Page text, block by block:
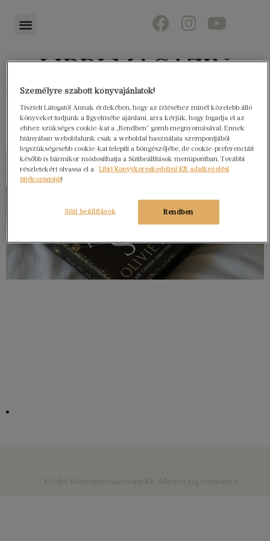
Könyvektől az olvasókig
Személyre szabott könyvajánlatok!
Tisztelt Látogató! Annak érdekében, hogy az ízléséhez minél közelebb álló
könyveket tudjunk a figyelmébe ajánlani, arra kérjük, hogy fogadja el az
ehhez szükséges cookie-kat a „Rendben” gomb megnyomásával. Ennek
hiányában weboldalunk csak a weboldal használata szempontjából
legszükségesebb cookie-kat telepíti a böngészőjébe, de cookie-preferenciáit
később is bármikor módosíthatja a Sütibeállítások menüpontban. További
részletekért olvassa el a
Libri Könyvkereskedelmi Kft. adatkezelési
tájékoztatóját!
Rendben
Süti beállítások